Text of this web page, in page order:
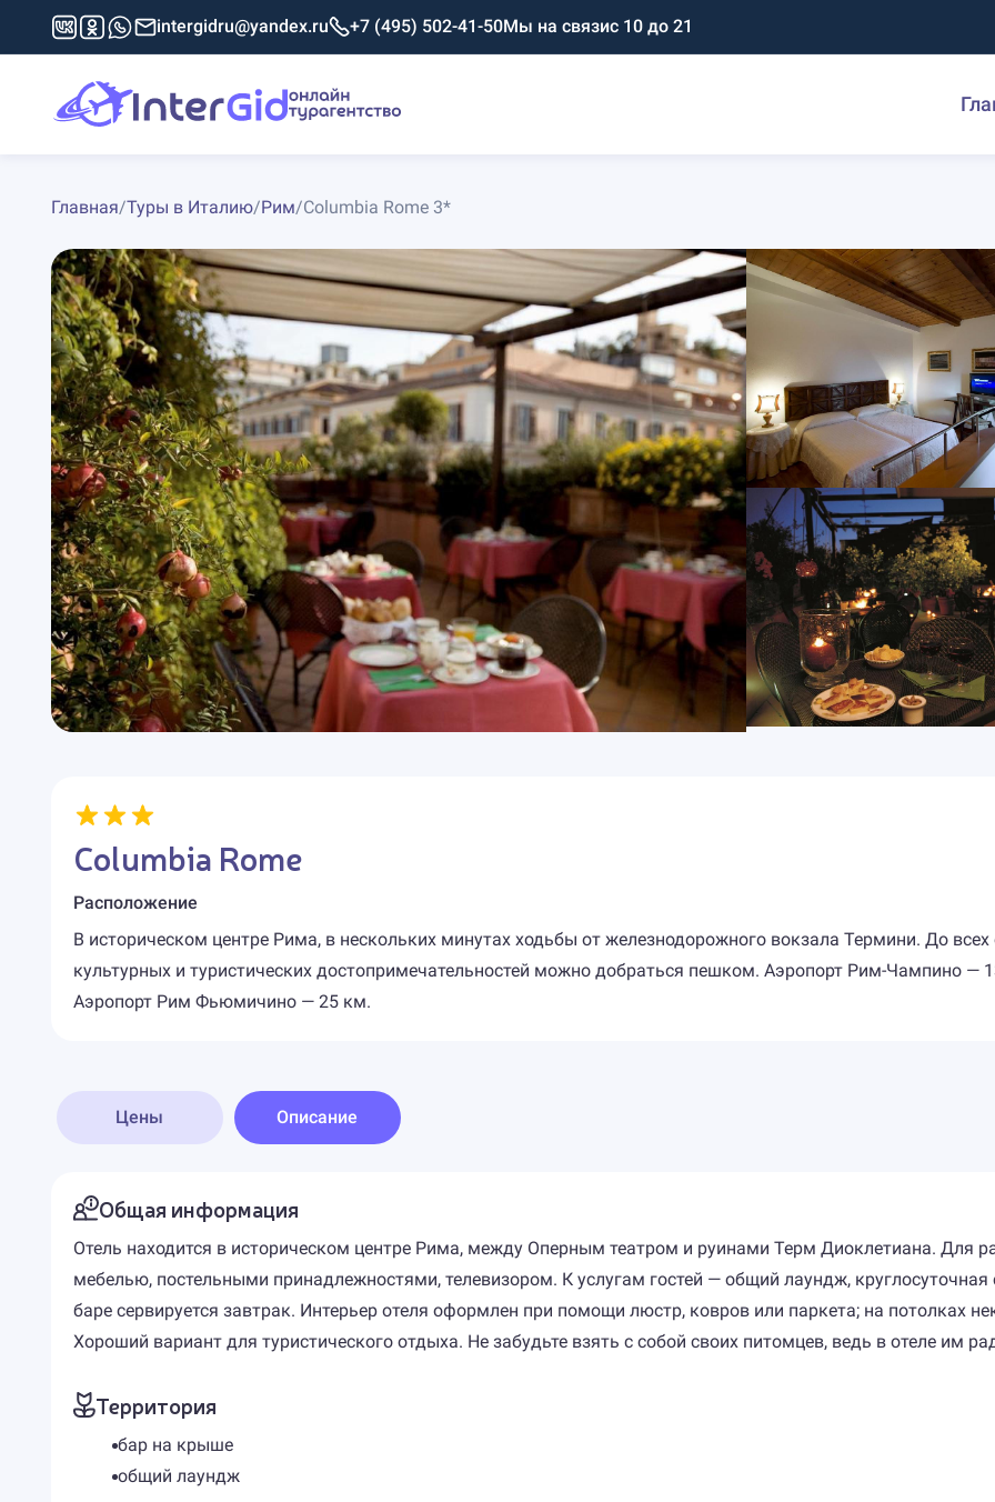
intergidru@yandex.ru +7 (495) 502-41-50Мы на связис 10 до 21
Главная/Туры в Италию/Рим/Columbia Rome 3*
Columbia Rome
Расположение
В историческом центре Рима, в нескольких минутах ходьбы от железнодорожного вокзала Термини. До
культурных и туристических достопримечательностей можно добраться пешком. Аэропорт Рим-Чампино —
Аэропорт Рим Фьюмичино — 25 км.
Цены Описание
Общая информация
Отель находится в историческом центре Рима, между Оперным театром и руинами Терм Диоклетиана. Для
мебелью, постельными принадлежностями, телевизором. К услугам гостей — общий лаундж,
баре сервируется завтрак. Интерьер отеля оформлен при помощи люстр, ковров или паркета; на потолках
Хороший вариант для туристического отдыха. Не забудьте взять с собой своих питомцев, ведь в отеле им
Территория
бар на крыше
общий лаундж